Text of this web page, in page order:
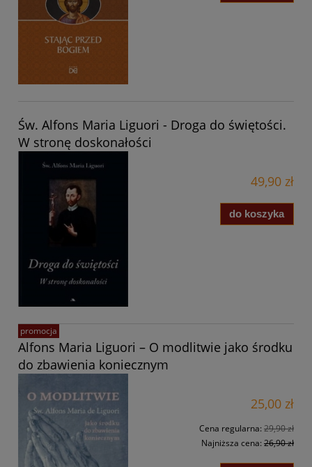
Św. Alfons Maria Liguori - Droga do świętości.
W stronę doskonałości
49,90 zł
do koszyka
Alfons Maria Liguori – O modlitwie jako środku
do zbawienia koniecznym
25,00 zł
Cena regularna: 29,90 zł
Najniższa cena: 26,90 zł
promocja